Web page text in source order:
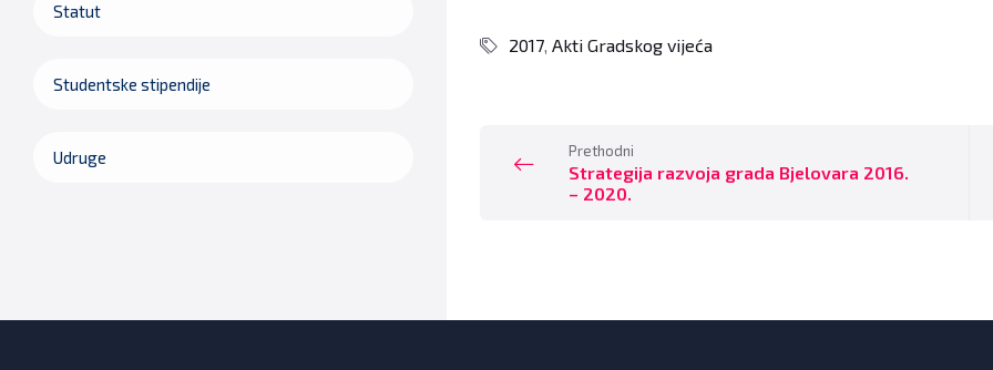
2017,Akti Gradskog vijeća
Prethodni
Strategija razvoja grada Bjelovara 2016.
– 2020.
Statut
Studentske stipendije
Udruge